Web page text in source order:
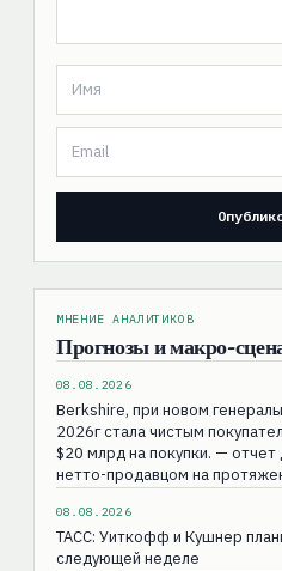
МНЕНИЕ АНАЛИТИКОВ
Прогнозы и макро-
08.08.2026
Berkshire, при новом
2026г стала чистым
$20 млрд на покупки. —
нетто-продавцом на
08.08.2026
ТАСС: Уиткофф и Кушнер
следующей неделе